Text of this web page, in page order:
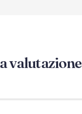
valutazione